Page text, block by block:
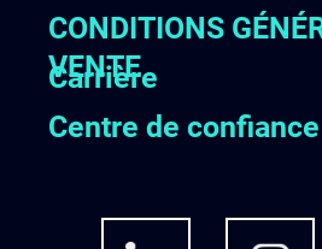
CONDITIONS
VENTE
Carrière
Centre de confiance